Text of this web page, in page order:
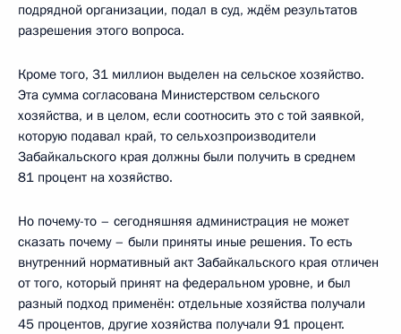
подрядной организации, подал в суд, ждём результатов
разрешения этого вопроса.
Кроме того, 31 миллион выделен на сельское хозяйство.
Эта сумма согласована Министерством сельского
хозяйства, и в целом, если соотносить это с той заявкой,
которую подавал край, то сельхозпроизводители
Забайкальского края должны были получить в среднем
81 процент на хозяйство.
Но почему-то – сегодняшняя администрация не может
сказать почему – были приняты иные решения. То есть
внутренний нормативный акт Забайкальского края отличен
от того, который принят на федеральном уровне, и был
разный подход применён: отдельные хозяйства получали
45 процентов, другие хозяйства получали 91 процент.